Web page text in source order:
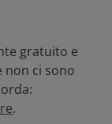
gratuito e
non ci sono
.